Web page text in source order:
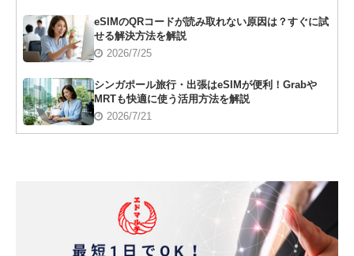
eSIMのQRコードが読み取れない原因は？すぐに試
せる解決方法を解説
2026/7/25
シンガポール旅行・出張はeSIMが便利！Grabや
MRTも快適に使う活用方法を解説
2026/7/21